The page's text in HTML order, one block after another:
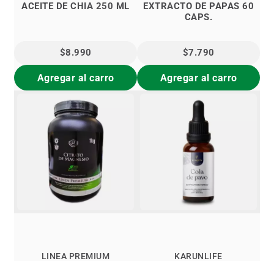
ACEITE DE CHIA 250 ML
$8.990
Agregar al carro
EXTRACTO DE PAPAS 60
CAPS.
$7.790
Agregar al carro
LINEA PREMIUM KARUNLIFE